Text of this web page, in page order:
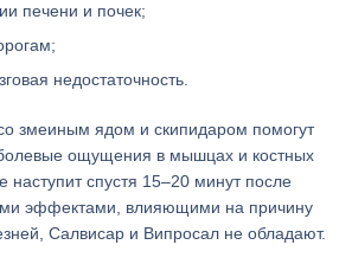
печени и почек;
недостаточность.
змеиным ядом и скипидаром помогут
ощущения в мышцах и костных
наступит спустя 15–20 минут после
эффектами, влияющими на причину
Салвисар и Випросал не обладают.